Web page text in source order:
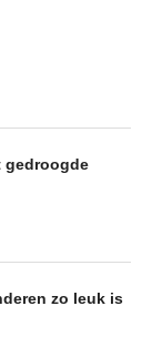
gedroogde
zo leuk is